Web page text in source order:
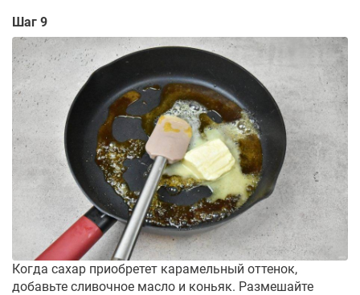
Шаг 9
Когда сахар приобретет карамельный оттенок,
добавьте сливочное масло и коньяк. Размешайте